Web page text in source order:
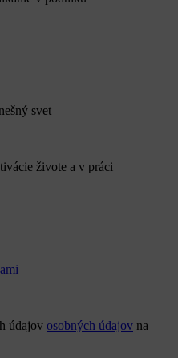
svet
živote a v práci
údajov osobných údajov na